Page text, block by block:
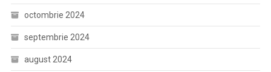
octombrie 2024
septembrie 2024
august 2024